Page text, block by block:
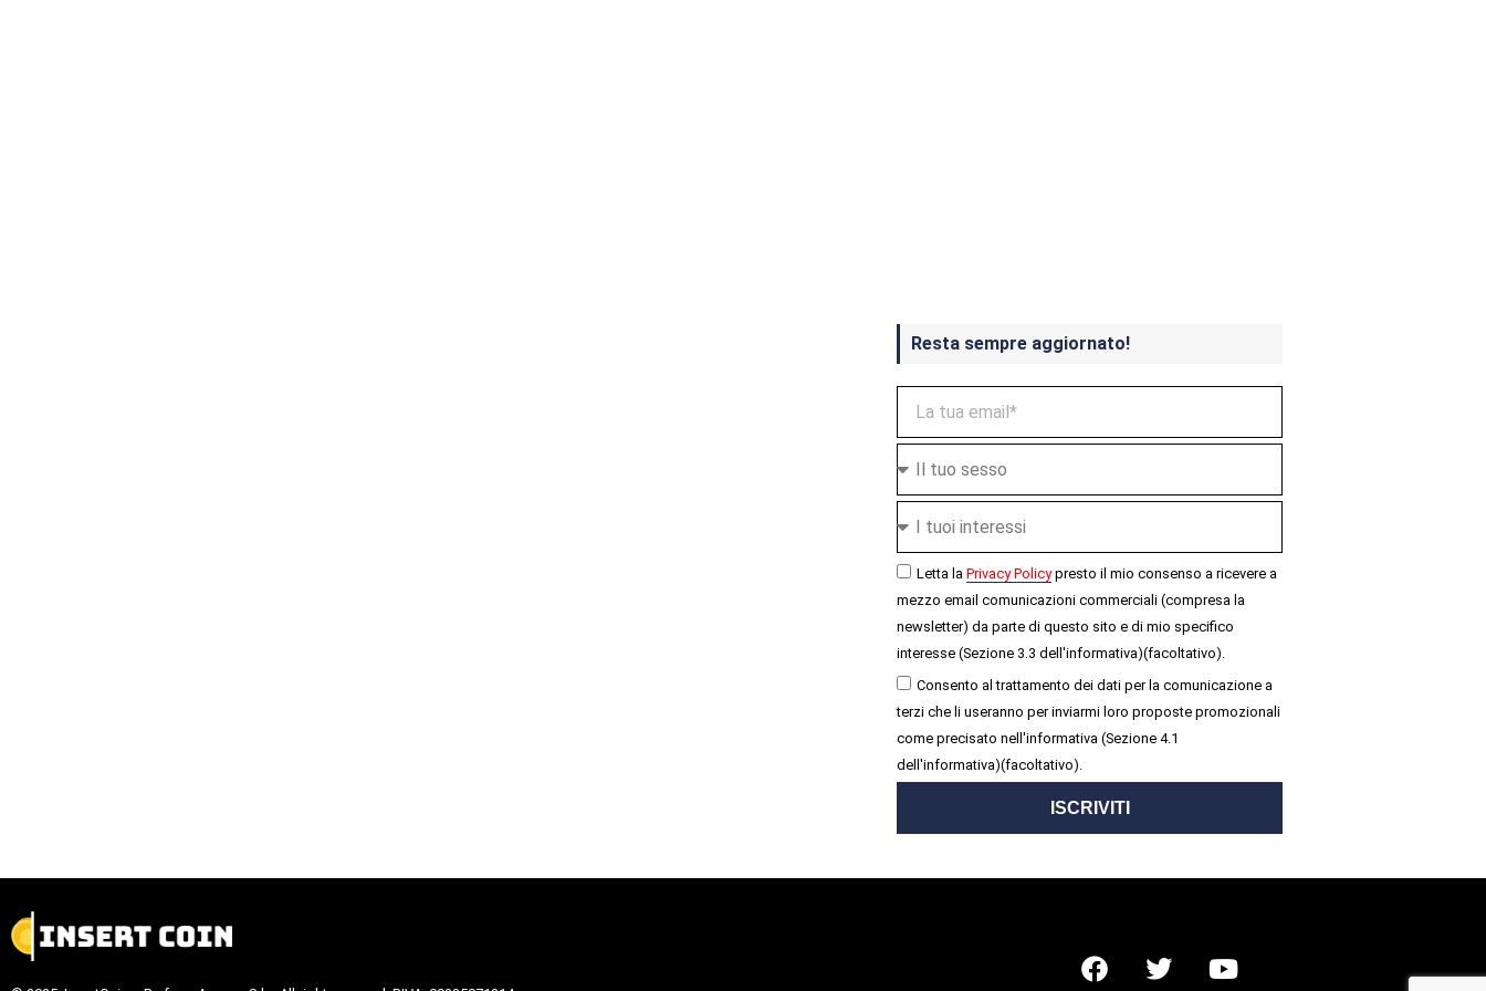
Resta sempre aggiornato!
Letta la Privacy Policypresto il mio consenso a ricevere a
mezzo email comunicazioni commerciali (compresa la
newsletter) da parte di questo sito e di mio specifico
interesse (Sezione 3.3 dell'informativa)(facoltativo).
Consento al trattamento dei dati per la comunicazione a
terzi che li useranno per inviarmi loro proposte promozionali
come precisato nell'informativa (Sezione 4.1
dell'informativa)(facoltativo).
ISCRIVITI